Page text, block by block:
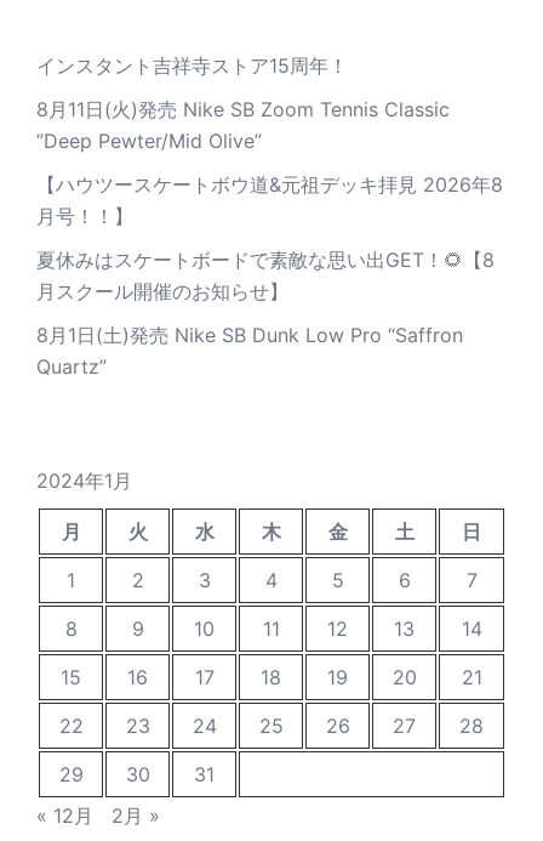
インスタント吉祥寺ストア15周年！
8月11日(火)発売 Nike SB Zoom Tennis Classic
”Deep Pewter/Mid Olive”
【ハウツースケートボウ道&元祖デッキ拝見 2026年8
月号！！】
夏休みはスケートボードで素敵な思い出GET！🌻【8
月スクール開催のお知らせ】
8月1日(土)発売 Nike SB Dunk Low Pro “Saffron
Quartz”
2024年1月
月 火 水 木 金 土
日
1
2 3 4 5 6
7
8
9 10 11 12 13
14
15
16 17 18 19 20
21
22
23 24 25 26 27
28
29
30
31
« 12月
2月 »